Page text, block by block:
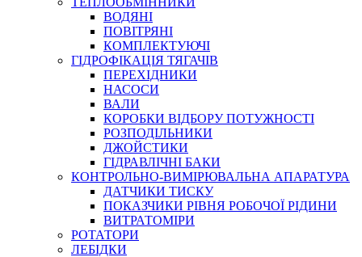
БОРЕКС, ЕО
ВОДЯНІ
ПОВІТРЯНІ
КОМПЛЕКТУЮЧІ
ГІДРОФІКАЦІЯ ТЯГАЧІВ
ПЕРЕХІДНИКИ
НАСОСИ
ВАЛИ
КОРОБКИ ВІДБОРУ ПОТУЖНОСТІ
РОЗПОДІЛЬНИКИ
ДЖОЙСТИКИ
ГІДРАВЛІЧНІ БАКИ
КОНТРОЛЬНО-ВИМІРЮВАЛЬНА АПАРАТУРА
ДАТЧИКИ ТИСКУ
ПОКАЗЧИКИ РІВНЯ РОБОЧОЇ РІДИНИ
ВИТРАТОМІРИ
РОТАТОРИ
ЛЕБІДКИ